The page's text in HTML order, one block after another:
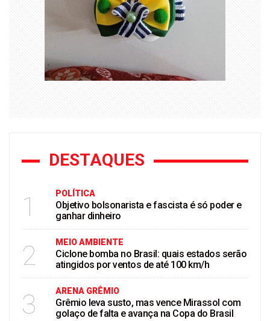
DESTAQUES
1 POLÍTICA
Objetivo bolsonarista e fascista é só poder e
ganhar dinheiro
2 MEIO AMBIENTE
Ciclone bomba no Brasil: quais estados serão
atingidos por ventos de até 100 km/h
3 ARENA GRÊMIO
Grêmio leva susto, mas vence Mirassol com
golaço de falta e avança na Copa do Brasil